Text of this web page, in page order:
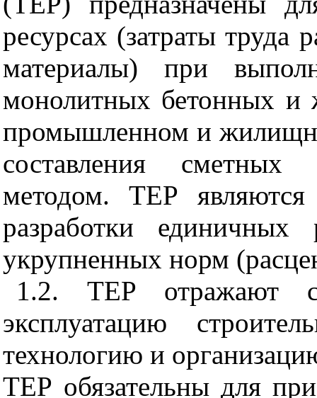
ресурсах (затраты
материалы) при
монолитных бетонных и
промышленном и
составления
методом. ТЕР
разработки
укрупненных норм
1.2. ТЕР отражают
эксплуатацию
технологию и
ТЕР обязательны для